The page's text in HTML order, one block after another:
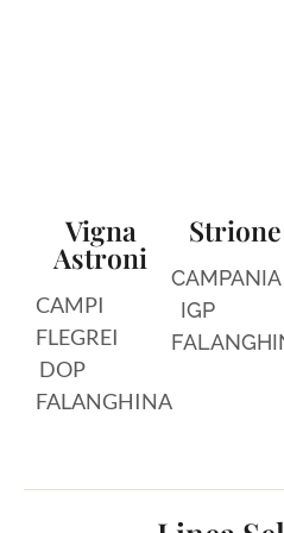
Vigna
Astroni
CAMPI
FLEGREI
DOP
FALANGHINA
Strione
CAMPANIA
IGP